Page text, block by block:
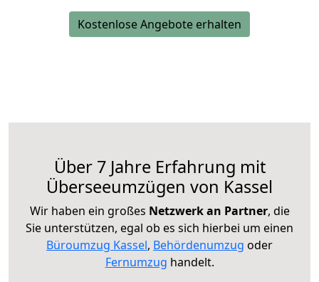
Kostenlose Angebote erhalten
Über 7 Jahre Erfahrung mit
Überseeumzügen von Kassel
Wir haben ein großes Netzwerk an Partner, die
Sie unterstützen, egal ob es sich hierbei um einen
Büroumzug Kassel, Behördenumzug oder
Fernumzug handelt.